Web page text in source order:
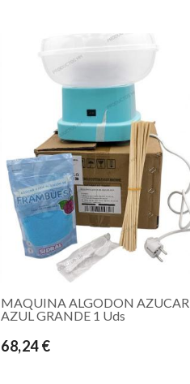
MAQUINA ALGODON AZUCAR
AZUL GRANDE 1 Uds
68,24 €